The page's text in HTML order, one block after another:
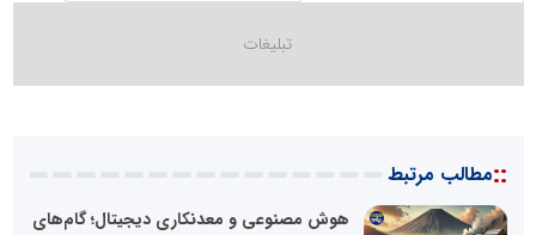
::مطالب مرتبط
هوش مصنوعی و معدنکاری دیجیتال؛ گام‌های